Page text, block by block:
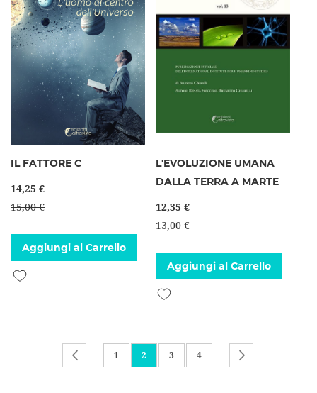
IL FATTORE C
14,25 €
15,00 €
Aggiungi al Carrello
Aggiungi alla lista desideri
L'EVOLUZIONE UMANA
DALLA TERRA A MARTE
12,35 €
13,00 €
Aggiungi al Carrello
Aggiungi alla lista desideri
Pagina Pagina
Precedente
Pagina
1 Attualmente stai leggendo la pagina
2 Pagina
3 Pagina
4